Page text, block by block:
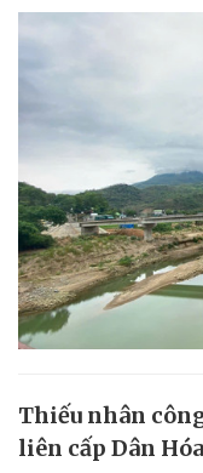
Thiếu nhân
liên cấp Dân